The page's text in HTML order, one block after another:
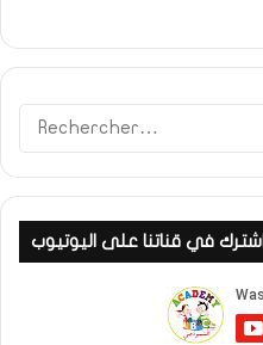
اشترك في قناتنا على اليوتيوب